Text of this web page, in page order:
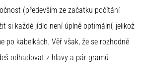
(především ze začatku počítání
si každé jídlo není úplně optimální, jelikož
po kabelkách. Věř však, že se rozhodně
odhadovat z hlavy a pár gramů